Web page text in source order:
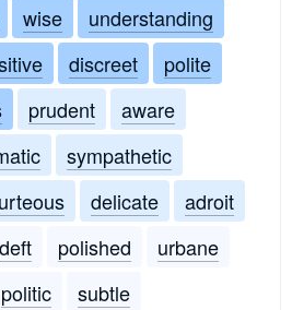
wise
understanding
discreet
polite
prudent
aware
sympathetic
delicate
adroit
deft polished
urbane
politic
subtle